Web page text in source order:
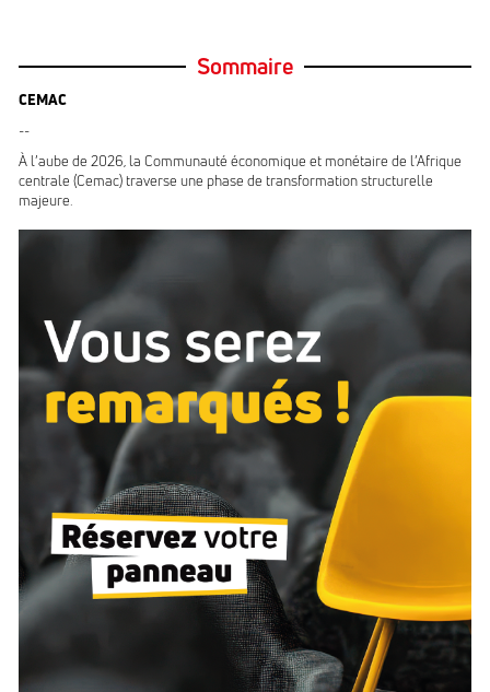
Sommaire
CEMAC
--
À l’aube de 2026, la Communauté économique et monétaire de l’Afrique
centrale (Cemac) traverse une phase de transformation structurelle
majeure.